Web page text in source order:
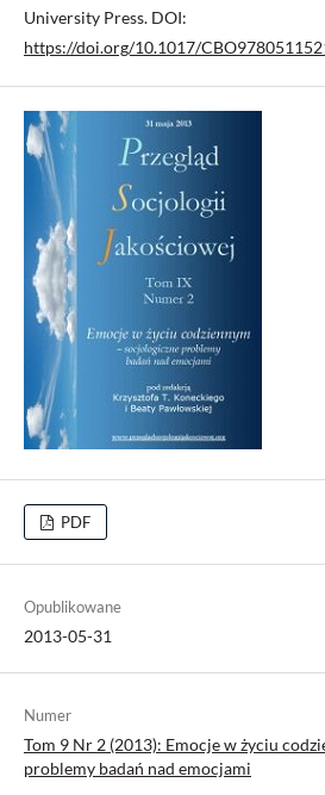
University Press. DOI:
https://doi.org/10.1017/
PDF
Opublikowane
2013-05-31
Numer
Tom 9 Nr 2 (2013): Emocje w życiu
problemy badań nad emocjami